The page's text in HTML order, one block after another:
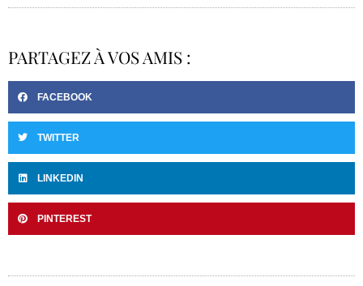
PARTAGEZ À VOS AMIS :
FACEBOOK
TWITTER
LINKEDIN
PINTEREST